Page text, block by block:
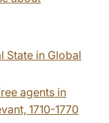
State in Global
agents in
1710-1770